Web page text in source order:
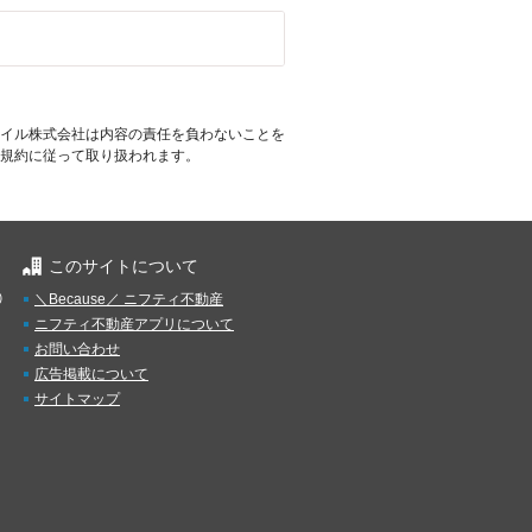
ル株式会社は内容の責任を負わないことを
約に従って取り扱われます。
このサイトについて
＼Because／ ニフティ不動産
ニフティ不動産アプリについて
お問い合わせ
広告掲載について
サイトマップ